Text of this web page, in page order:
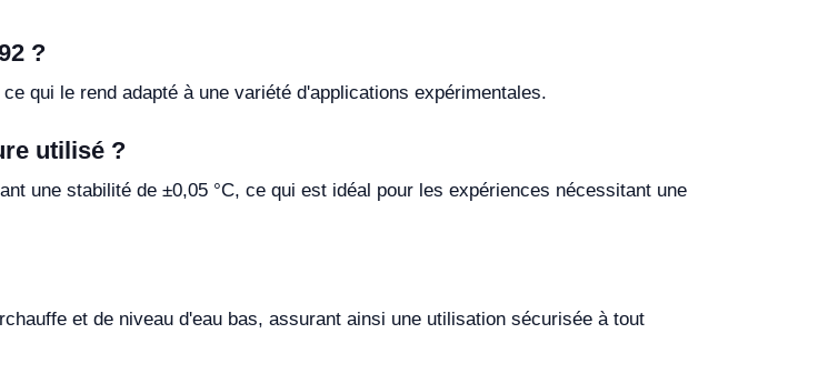
?
qui le rend adapté à une variété d'applications expérimentales.
utilisé ?
une stabilité de ±0,05 °C, ce qui est idéal pour les expériences nécessitant une
et de niveau d'eau bas, assurant ainsi une utilisation sécurisée à tout